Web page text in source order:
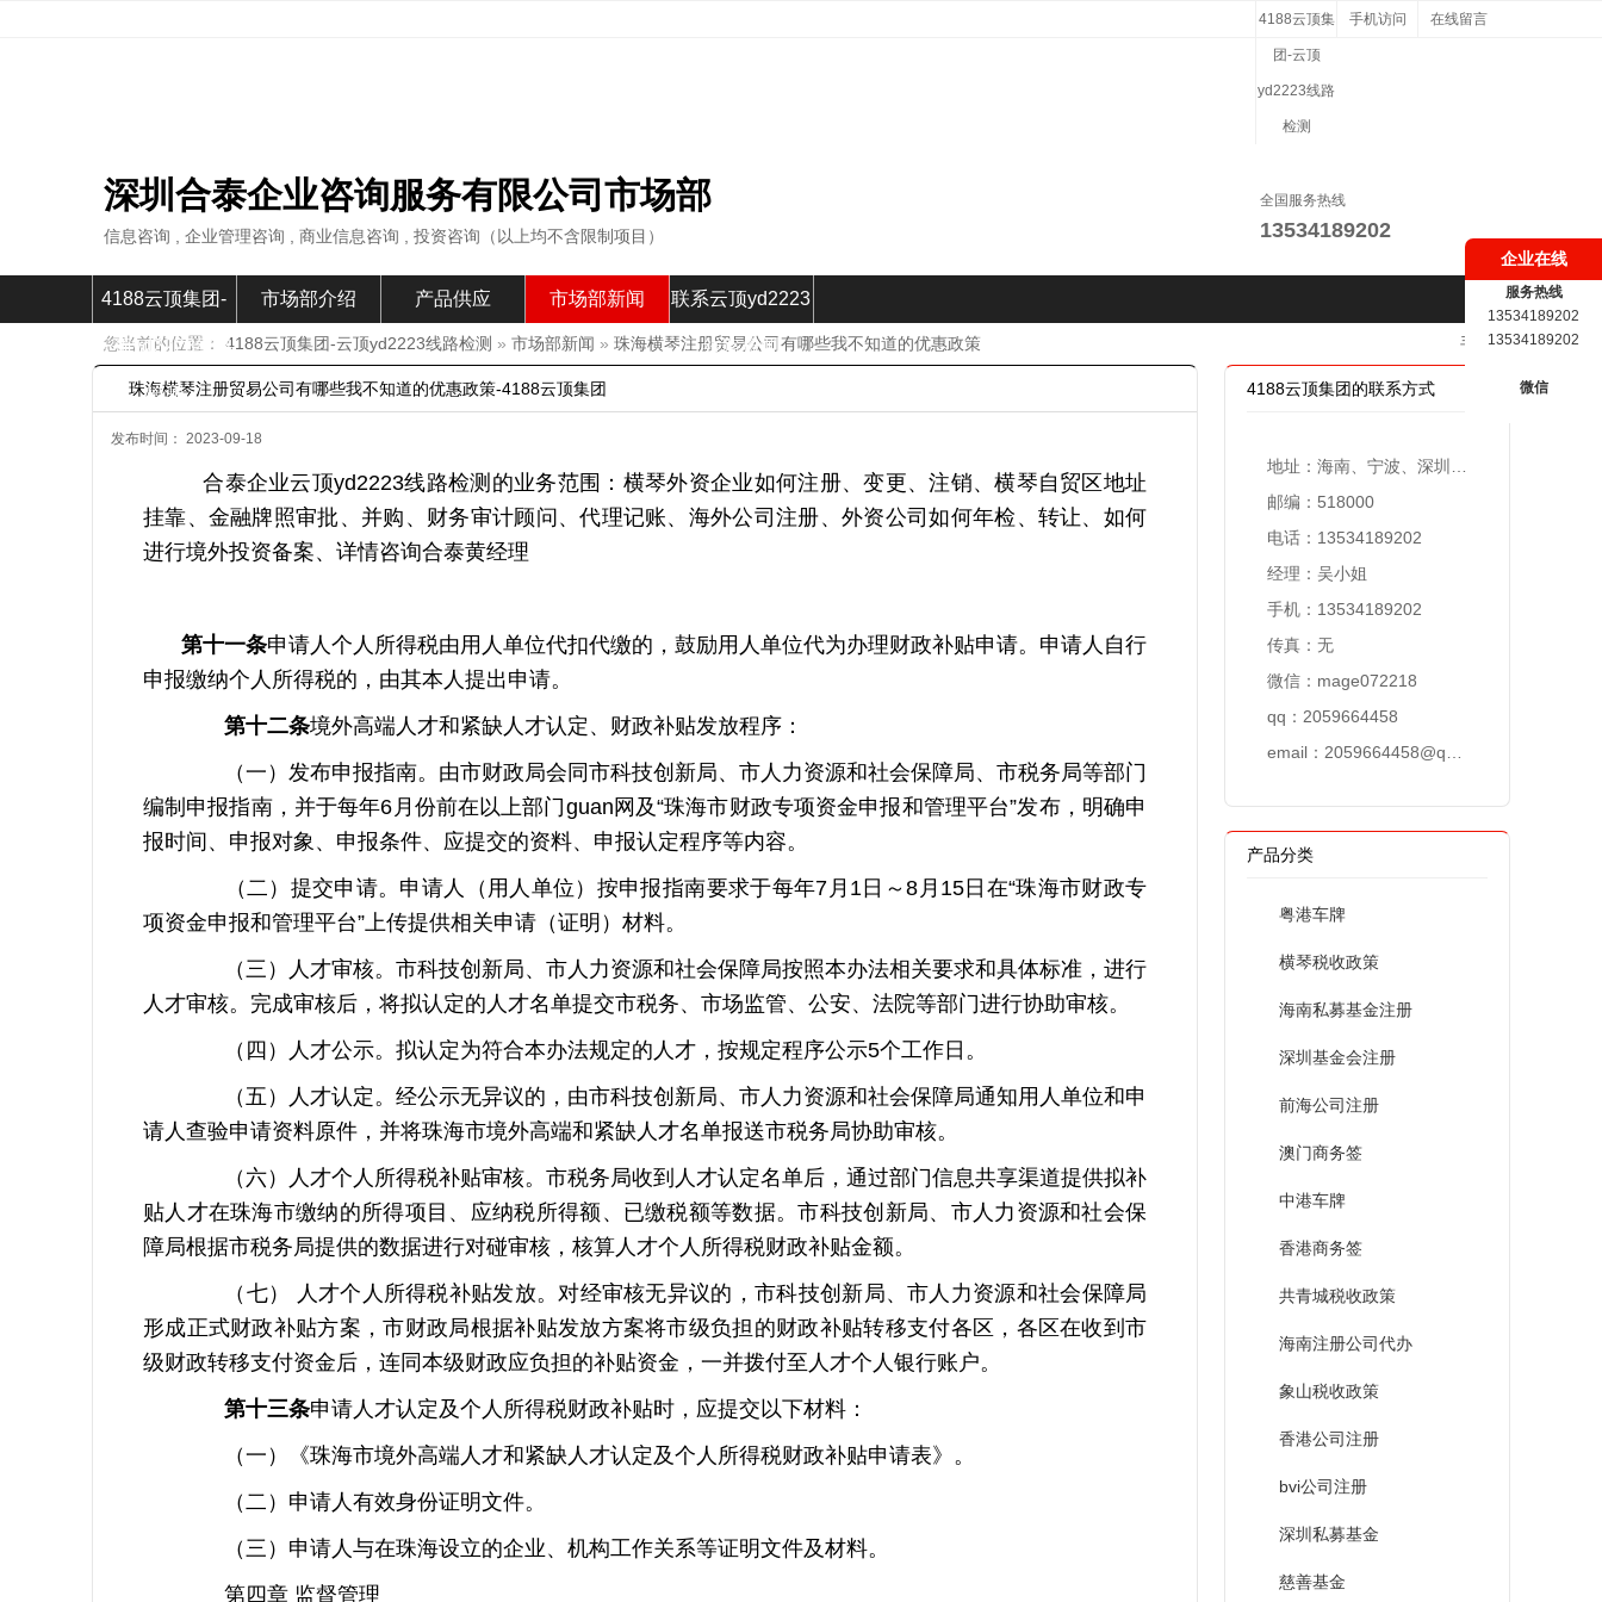
4188云顶集
团-云顶
yd2223线路
检测
手机访问 在线留言
深圳合泰企业咨询服务有限公司市场部
信息咨询 , 企业管理咨询 , 商业信息咨询 , 投资咨询（以上均不含限制项目）
全国服务热线
13534189202
4188云顶集团-
云顶yd2223线路
检测
市场部介绍 产品供应 市场部新闻 联系云顶yd2223
线路检测
您当前的位置： 4188云顶集团-云顶yd2223线路检测 » 市场部新闻 » 珠海横琴注册贸易公司有哪些我不知道的优惠政策 手机版
珠海横琴注册贸易公司有哪些我不知道的优惠政策-4188云顶集团
发布时间： 2023-09-18
合泰企业云顶yd2223线路检测的业务范围：横琴外资企业如何注册、变更、注销、横琴自贸区地址
挂靠、金融牌照审批、并购、财务审计顾问、代理记账、海外公司注册、外资公司如何年检、转让、如何
进行境外投资备案、详情咨询合泰黄经理
第十一条申请人个人所得税由用人单位代扣代缴的，鼓励用人单位代为办理财政补贴申请。申请人自行
申报缴纳个人所得税的，由其本人提出申请。
第十二条境外高端人才和紧缺人才认定、财政补贴发放程序：
（一）发布申报指南。由市财政局会同市科技创新局、市人力资源和社会保障局、市税务局等部门
编制申报指南，并于每年6月份前在以上部门guan网及“珠海市财政专项资金申报和管理平台”发布，明确申
报时间、申报对象、申报条件、应提交的资料、申报认定程序等内容。
（二）提交申请。申请人（用人单位）按申报指南要求于每年7月1日～8月15日在“珠海市财政专
项资金申报和管理平台”上传提供相关申请（证明）材料。
（三）人才审核。市科技创新局、市人力资源和社会保障局按照本办法相关要求和具体标准，进行
人才审核。完成审核后，将拟认定的人才名单提交市税务、市场监管、公安、法院等部门进行协助审核。
（四）人才公示。拟认定为符合本办法规定的人才，按规定程序公示5个工作日。
（五）人才认定。经公示无异议的，由市科技创新局、市人力资源和社会保障局通知用人单位和申
请人查验申请资料原件，并将珠海市境外高端和紧缺人才名单报送市税务局协助审核。
（六）人才个人所得税补贴审核。市税务局收到人才认定名单后，通过部门信息共享渠道提供拟补
贴人才在珠海市缴纳的所得项目、应纳税所得额、已缴税额等数据。市科技创新局、市人力资源和社会保
障局根据市税务局提供的数据进行对碰审核，核算人才个人所得税财政补贴金额。
（七） 人才个人所得税补贴发放。对经审核无异议的，市科技创新局、市人力资源和社会保障局
形成正式财政补贴方案，市财政局根据补贴发放方案将市级负担的财政补贴转移支付各区，各区在收到市
级财政转移支付资金后，连同本级财政应负担的补贴资金，一并拨付至人才个人银行账户。
第十三条申请人才认定及个人所得税财政补贴时，应提交以下材料：
（一）《珠海市境外高端人才和紧缺人才认定及个人所得税财政补贴申请表》。
（二）申请人有效身份证明文件。
（三）申请人与在珠海设立的企业、机构工作关系等证明文件及材料。
第四章 监督管理
4188云顶集团的联系方式
邮编：518000
电话：13534189202
经理：吴小姐
手机：13534189202
传真：无
微信：mage072218
qq：2059664458
email： 2059664458@qq.com
产品分类
粤港车牌
横琴税收政策
海南私募基金注册
深圳基金会注册
前海公司注册
澳门商务签
中港车牌
香港商务签
共青城税收政策
海南注册公司代办
象山税收政策
香港公司注册
bvi公司注册
深圳私募基金
慈善基金
企业在线
服务热线
13534189202
13534189202
微信